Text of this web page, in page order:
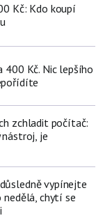
Kč: Kdo koupí
400 Kč. Nic lepšího
zchladit počítač:
nástroj, je
vypínejte
nedělá, chytí se